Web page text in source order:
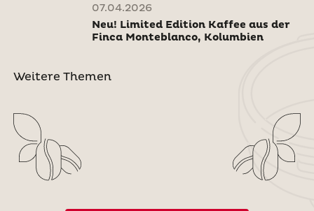
07.04.2026
Neu! Limited Edition Kaffee aus der
Finca Monteblanco, Kolumbien
Weitere Themen